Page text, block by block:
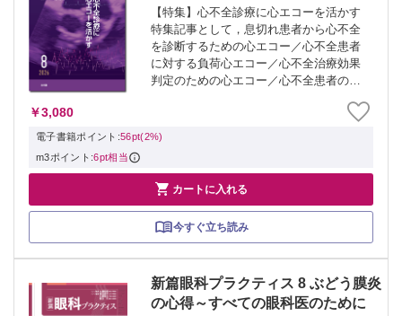
【特集】心不全診療に心エコーを活かす
特集記事として，息切れ患者から心不全
を診断するための心エコー／心不全患者
に対する負荷心エコー／心不全治療効果
判定のための心エコー／心不全患者の予
評価のための心エコー／心室性機能性MR
の治療方針決定のための心エコー ...
￥3,080
電子書籍ポイント:56pt(2%)
m3ポイント:6pt相当
 カートに入れる
今すぐ立ち読み
新篇眼科プラクティス 8 ぶどう膜炎
の心得～すべての眼科医のために